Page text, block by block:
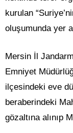
kurulan
oluşumunda yer
Mersin İl
Emniyet
ilçesindeki eve
beraberindeki
gözaltına alınıp